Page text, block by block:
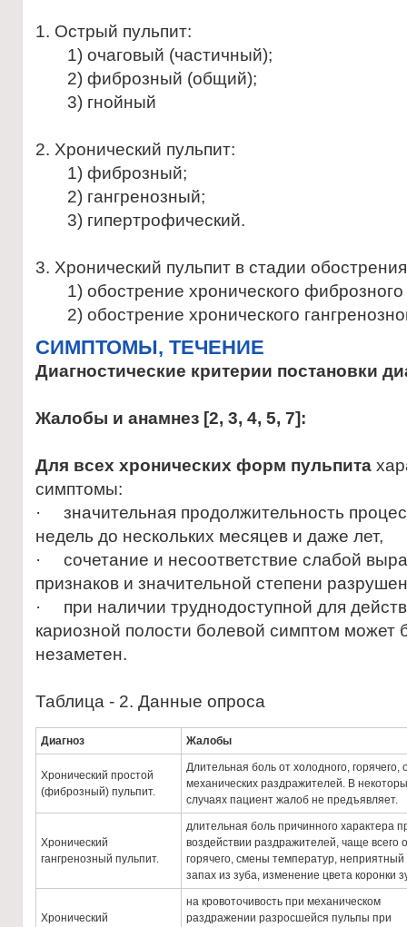
1. Острый пульпит:
1) очаговый (частичный);
2) фиброзный (общий);
3) гнойный
2. Хронический пульпит:
1) фиброзный;
2) гангренозный;
3) гипертрофический.
3. Хронический пульпит в стадии
1) обострение хронического фиброзного
2) обострение хронического
CИМПТОМЫ, ТЕЧЕНИЕ
Диагностические критерии постановки
Жалобы и анамнез [2, 3, 4, 5, 7]:
Для всех хронических форм пульпита
симптомы:
· значительная продолжительность
недель до нескольких месяцев и даже лет,
· сочетание и несоответствие слабой
признаков и значительной степени
· при наличии труднодоступной для
кариозной полости болевой симптом может
незаметен.
Таблица - 2. Данные опроса
Диагноз Жалобы
Хронический простой
(фиброзный) пульпит.
Длительная боль от холодного, горячего,
механических раздражителей. В
случаях пациент жалоб не предъявляет.
Хронический
гангренозный пульпит.
длительная боль причинного характера
воздействии раздражителей, чаще всего
горячего, смены температур, неприятный
запах из зуба, изменение цвета коронки
Хронический
на кровоточивость при механическом
раздражении разросшейся пульпы при